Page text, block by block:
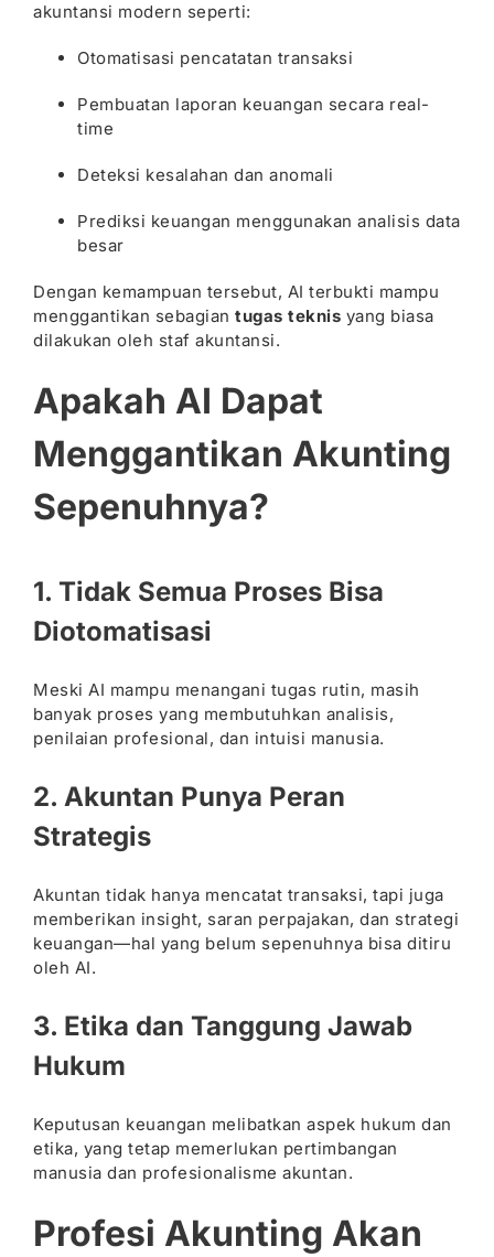
akuntansi modern seperti:
Otomatisasi pencatatan transaksi
Pembuatan laporan keuangan secara real-
time
Deteksi kesalahan dan anomali
Prediksi keuangan menggunakan analisis data
besar
Dengan kemampuan tersebut, AI terbukti mampu
menggantikan sebagian tugas teknis yang biasa
dilakukan oleh staf akuntansi.
Apakah AI Dapat
Menggantikan Akunting
Sepenuhnya?
1. Tidak Semua Proses Bisa
Diotomatisasi
Meski AI mampu menangani tugas rutin, masih
banyak proses yang membutuhkan analisis,
penilaian profesional, dan intuisi manusia.
2. Akuntan Punya Peran
Strategis
Akuntan tidak hanya mencatat transaksi, tapi juga
memberikan insight, saran perpajakan, dan strategi
keuangan—hal yang belum sepenuhnya bisa ditiru
oleh AI.
3. Etika dan Tanggung Jawab
Hukum
Keputusan keuangan melibatkan aspek hukum dan
etika, yang tetap memerlukan pertimbangan
manusia dan profesionalisme akuntan.
Profesi Akunting Akan